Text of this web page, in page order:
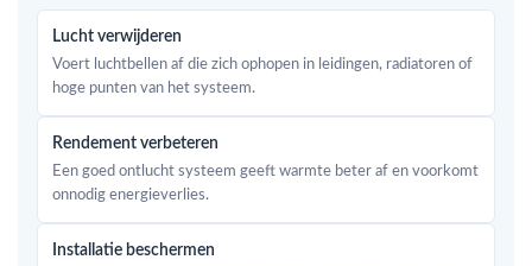
Lucht verwijderen
Voert luchtbellen af die zich ophopen in leidingen, radiatoren of
hoge punten van het systeem.
Rendement verbeteren
Een goed ontlucht systeem geeft warmte beter af en voorkomt
onnodig energieverlies.
Installatie beschermen